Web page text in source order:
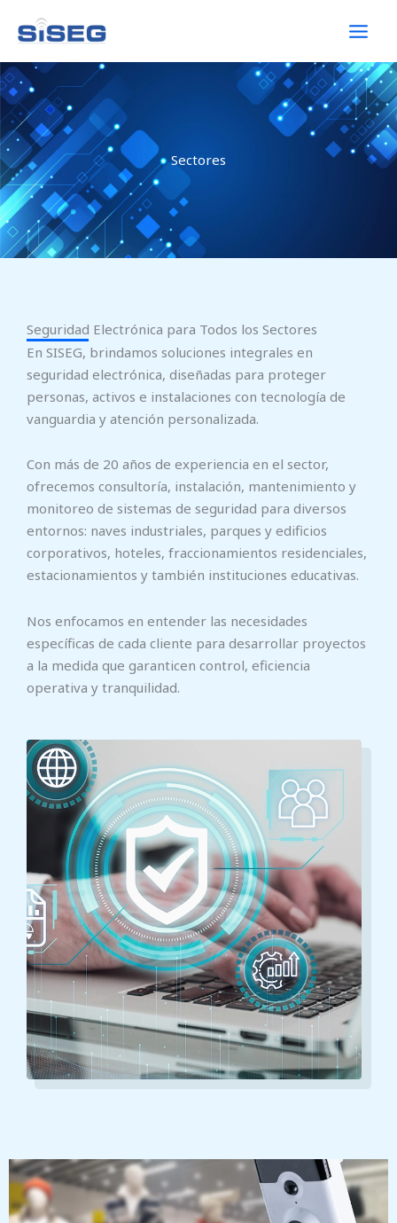
Sectores
Seguridad Electrónica para Todos los Sectores
En SISEG, brindamos soluciones integrales en
seguridad electrónica, diseñadas para proteger
personas, activos e instalaciones con tecnología de
vanguardia y atención personalizada.
Con más de 20 años de experiencia en el sector,
ofrecemos consultoría, instalación, mantenimiento y
monitoreo de sistemas de seguridad para diversos
entornos: naves industriales, parques y edificios
corporativos, hoteles, fraccionamientos residenciales,
estacionamientos y también instituciones educativas.
Nos enfocamos en entender las necesidades
específicas de cada cliente para desarrollar proyectos
a la medida que garanticen control, eficiencia
operativa y tranquilidad.